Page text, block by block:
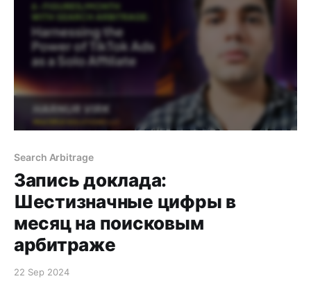
Термін "арбітражна команда"
Search Arbitrage
Запись доклада:
Шестизначные цифры в
месяц на поисковым
арбитраже
22 Sep 2024